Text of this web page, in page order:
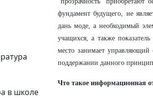
в школе
фундамент будущего, не
дань моде, а необходимый
учащихся, а также показатель
место занимает
поддержании данного
Что такое информационная